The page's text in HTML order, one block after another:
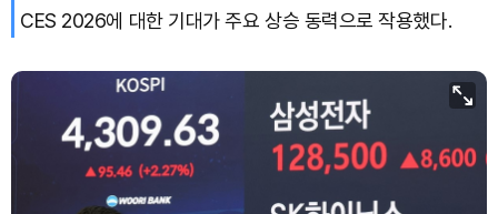
CES 2026에 대한 기대가 주요 상승 동력으로 작용했다.